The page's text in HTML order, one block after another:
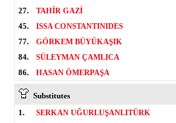
27.
TAHİR GAZİ
45.
ISSA CONSTANTINIDES
77.
GÖRKEM BÜYÜKAŞIK
84.
SÜLEYMAN ÇAMLICA
86.
HASAN ÖMERPAŞA
Substitutes
1.
SERKAN UĞURLUŞANLITÜRK